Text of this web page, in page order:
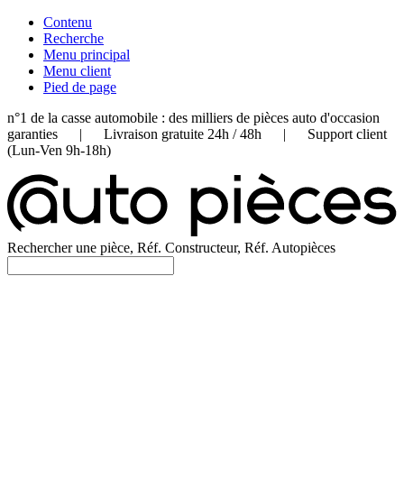
Contenu
Recherche
Menu principal
Menu client
Pied de page
n°1 de la casse automobile : des milliers de pièces auto d'occasion
garanties | Livraison gratuite 24h / 48h | Support client
(Lun-Ven 9h-18h)
Rechercher une pièce, Réf. Constructeur, Réf. Autopièces